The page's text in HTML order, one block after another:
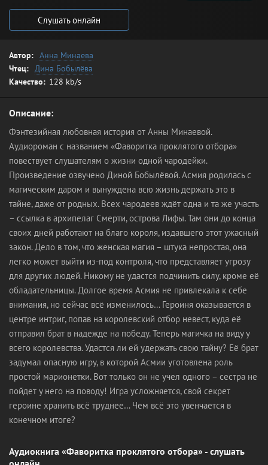
Слушать онлайн
Автор: Анна Минаева
Чтец: Дина Бобылёва
Качество: 128 kb/s
Описание:
Фэнтезийная любовная история от Анны Минаевой.
Аудиороман с названием «Фаворитка проклятого отбора»
повествует слушателям о жизни одной чародейки.
Произведение озвучено Диной Бобылёвой. Асмия родилась с
магическим даром и вынуждена всю жизнь держать это в
тайне, даже от родных. Всех чародеев ждёт одна и та же участь
– ссылка в архипелаг Смерти, острова Лифы. Там они до конца
своих дней работают на благо короля, издавшего этот ужасный
закон. Дело в том, что женская магия – штука непростая, она
легко может выйти из-под контроля, что представляет угрозу
для других людей. Никому не удастся подчинить силу, кроме её
обладательницы. Долгое время Асмия не привлекала к себе
внимания, но сейчас всё изменилось… Героиня оказывается в
центре интриг, попав на королевский отбор невест, куда её
отправил брат в надежде на победу. Теперь магичка на виду у
всего королевства. Удастся ли ей удержать свою тайну? Её брат
задумал опасную игру, в которой Асмии уготовлена роль
простой марионетки. Вот только он не учел одного – сестра не
пойдет у него на поводу! Игра усложняется, свой секрет
героине хранить всё труднее… Чем всё это увенчается в
конечном итоге?
Аудиокнига «Фаворитка проклятого отбора» - слушать